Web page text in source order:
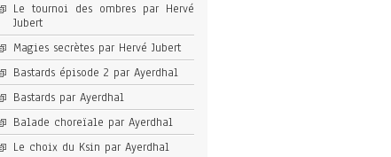
Le tournoi des ombres par Hervé
Jubert
Magies secrètes par Hervé Jubert
Bastards épisode 2 par Ayerdhal
Bastards par Ayerdhal
Balade choreïale par Ayerdhal
Le choix du Ksin par Ayerdhal